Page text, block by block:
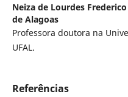
Neiza de Lourdes
de Alagoas
Professora doutora na
UFAL.
Referências